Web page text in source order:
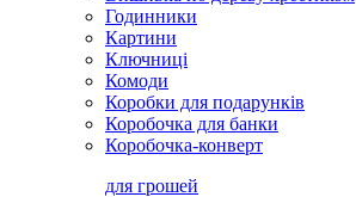
Годинники
Картини
Ключниці
Комоди
Коробки для подарунків
Коробочка для банки
Коробочка-конверт
для грошей